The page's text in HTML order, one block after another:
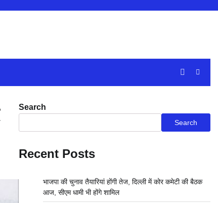
Search
Search
Recent Posts
भाजपा की चुनाव तैयारियां होंगी तेज, दिल्ली में कोर कमेटी की बैठक
आज, सीएम धामी भी होंगे शामिल